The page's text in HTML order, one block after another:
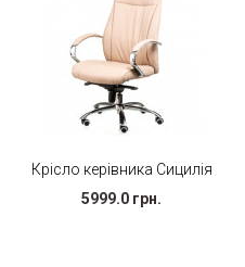
Крісло керівника Сицилія
5999.0 грн.